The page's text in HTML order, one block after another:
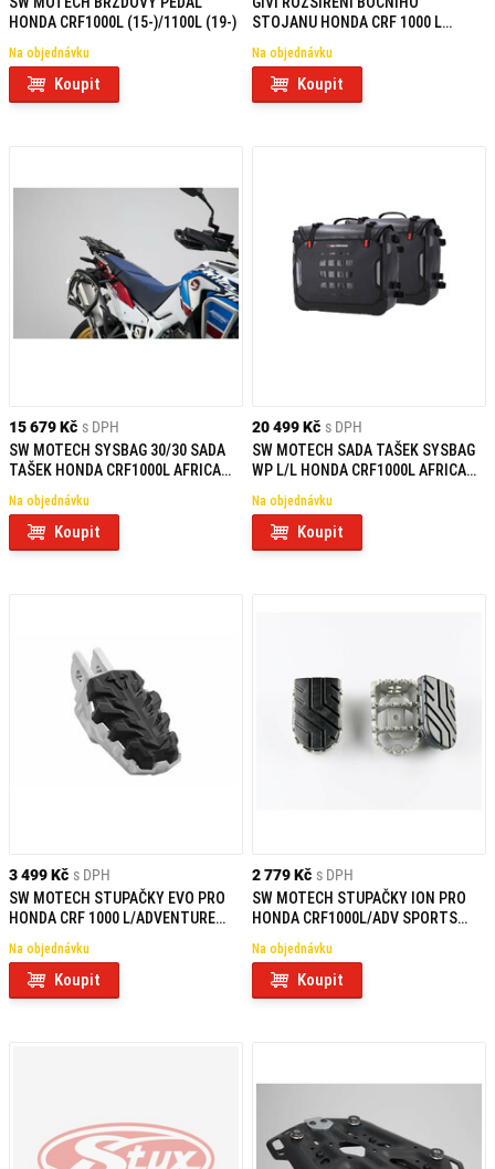
HONDA CRF1000L (15-)/1100L (19-)
Na objednávku
Koupit
STOJANU HONDA CRF 1000 L
Na objednávku
Koupit
15 679 Kč s DPH
SW MOTECH SYSBAG 30/30 SADA
TAŠEK HONDA CRF1000L AFRICA
Na objednávku
Koupit
20 499 Kč s DPH
SW MOTECH SADA TAŠEK SYSBAG
WP L/L HONDA CRF1000L AFRICA
Na objednávku
Koupit
3 499 Kč s DPH
SW MOTECH STUPAČKY EVO PRO
HONDA CRF 1000 L/ADVENTURE
Na objednávku
Koupit
2 779 Kč s DPH
SW MOTECH STUPAČKY ION PRO
HONDA CRF1000L/ADV SPORTS
Na objednávku
Koupit